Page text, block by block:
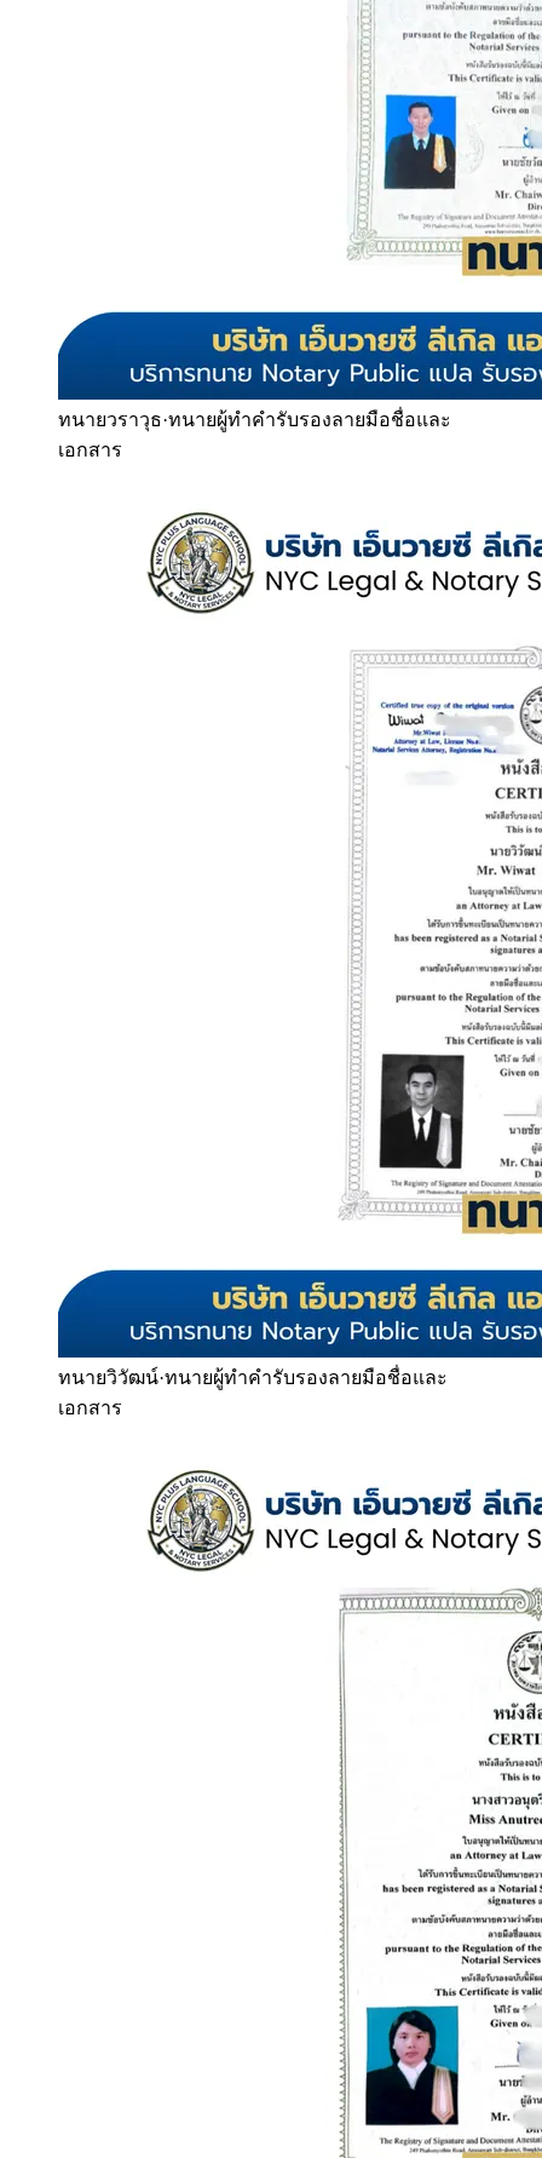
ทนายวราวุธ·ทนายผู้ทำคำรับรองลายมือชื่อและ
เอกสาร
ทนายวิวัฒน์·ทนายผู้ทำคำรับรองลายมือชื่อและ
เอกสาร